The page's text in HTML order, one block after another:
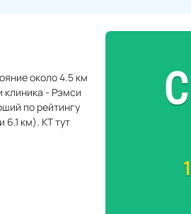
около 4.5 км
клиника - Рэмси
по рейтингу
км). КТ тут